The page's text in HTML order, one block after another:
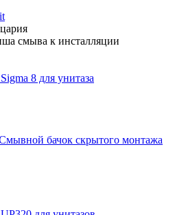
смыва к инсталляции
8 для унитаза
бачок скрытого монтажа